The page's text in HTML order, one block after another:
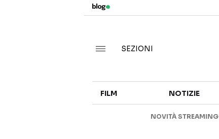
SEZIONI
FILM NOTIZIE
NOVITÀ STREAMING